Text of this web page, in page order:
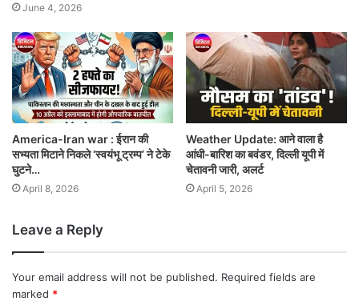
June 4, 2026
America-Iran war : ईरान की
सभ्यता मिटाने निकले ‘स्वयंभू ट्रम्प’ ने टेके
घुटने…
April 8, 2026
Weather Update: आने वाला है
आंधी-बारिश का बवंडर, दिल्ली यूपी में
चेतावनी जारी, अलर्ट
April 5, 2026
Leave a Reply
Your email address will not be published. Required fields are
marked *